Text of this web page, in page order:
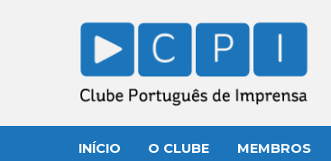
INÍCIO O CLUBE MEMBROS